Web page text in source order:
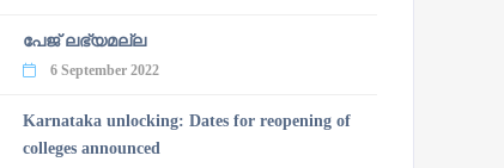
പേജ് ലഭ്യമല്ല
6 September 2022
Karnataka unlocking: Dates for reopening of
colleges announced